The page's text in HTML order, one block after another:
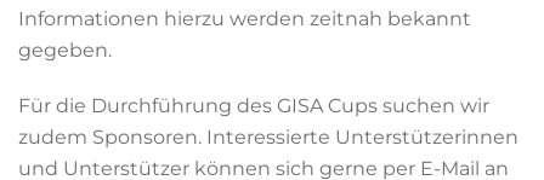
Informationen hierzu werden zeitnah bekannt
gegeben.
Für die Durchführung des GISA Cups suchen wir
zudem Sponsoren. Interessierte Unterstützerinnen
und Unterstützer können sich gerne per E-Mail an